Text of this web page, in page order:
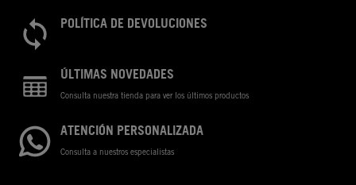
POLÍTICA DE DEVOLUCIONES
ÚLTIMAS NOVEDADES
Consulta nuestra tienda para ver los últimos productos
ATENCIÓN PERSONALIZADA
Consulta a nuestros especialistas